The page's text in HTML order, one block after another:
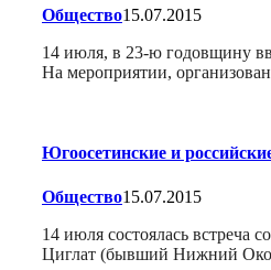
Общество15.07.2015
14 июля, в 23-ю годовщину
На мероприятии,
Югоосетинские и
Общество15.07.2015
14 июля состоялась
Циглат (бывший Нижний